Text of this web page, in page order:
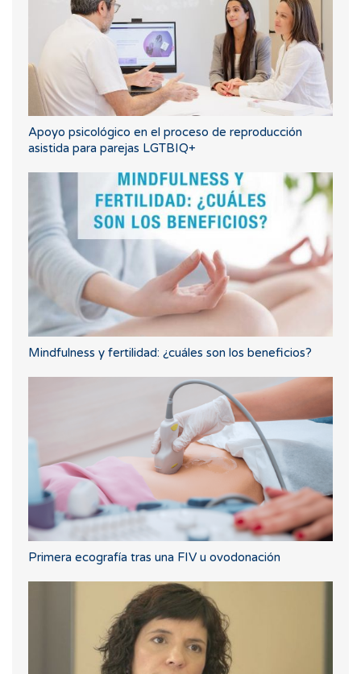
Apoyo psicológico en el proceso de reproducción
asistida para parejas LGTBIQ+
Mindfulness y fertilidad: ¿cuáles son los beneficios?
Primera ecografía tras una FIV u ovodonación